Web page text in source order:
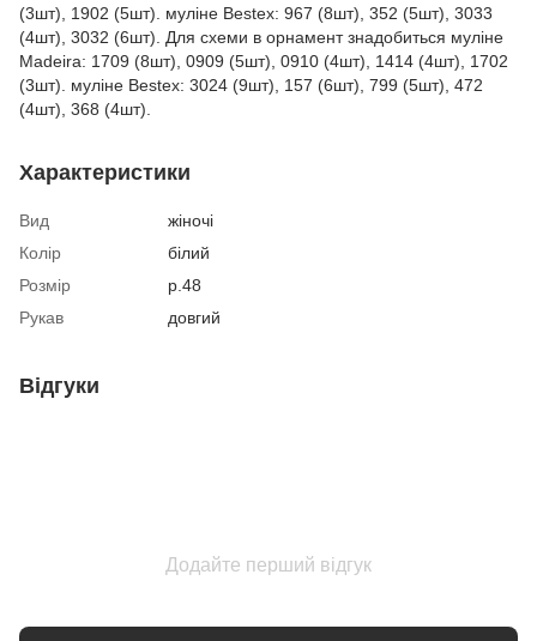
(3шт), 1902 (5шт). муліне Bestex: 967 (8шт), 352 (5шт), 3033
(4шт), 3032 (6шт). Для схеми в орнамент знадобиться муліне
Madeira: 1709 (8шт), 0909 (5шт), 0910 (4шт), 1414 (4шт), 1702
(3шт). муліне Bestex: 3024 (9шт), 157 (6шт), 799 (5шт), 472
(4шт), 368 (4шт).
Характеристики
Вид
жіночі
Колір
білий
Розмір
р.48
Рукав
довгий
Відгуки
Додайте перший відгук